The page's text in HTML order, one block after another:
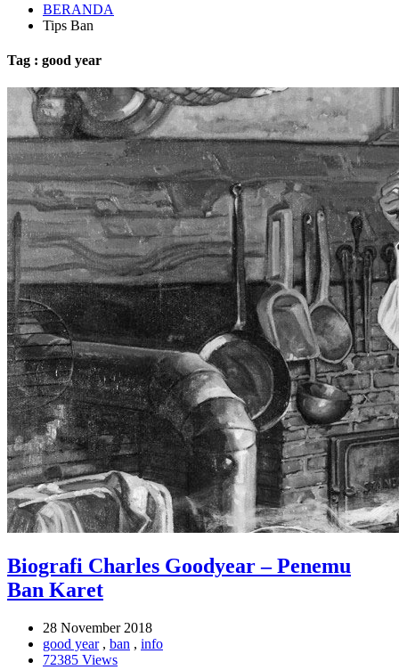
BERANDA
Tips Ban
Tag : good year
Biografi Charles Goodyear – Penemu
Ban Karet
28 November 2018
good year, ban , info
72385 Views